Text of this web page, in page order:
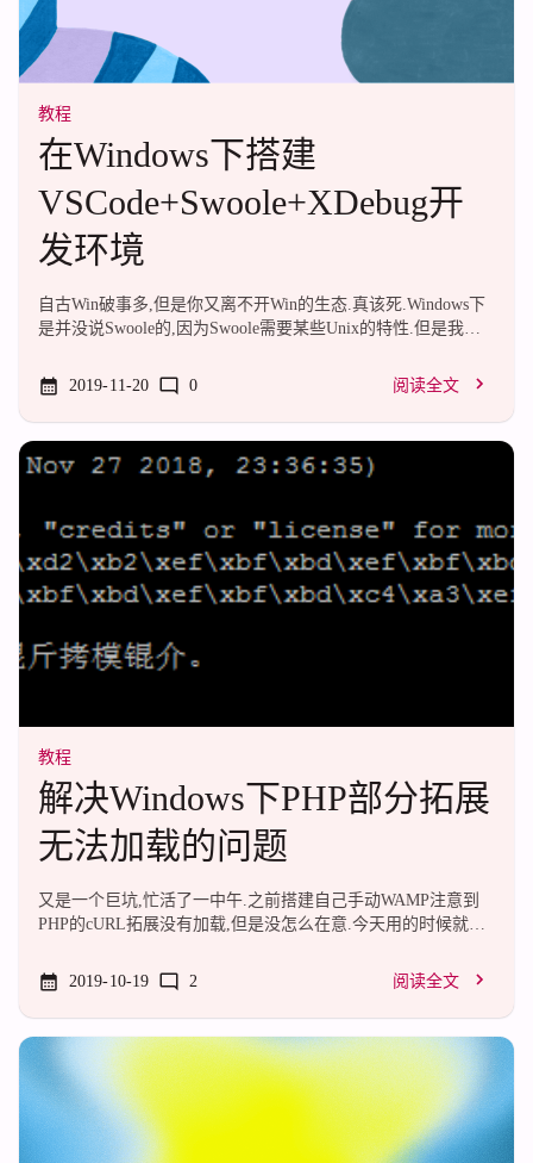
教程
在Windows下搭建
VSCode+Swoole+XDebug开
发环境
自古Win破事多,但是你又离不开Win的生态.真该死.Windows下
是并没说Swoole的,因为Swoole需要某些Unix的特性.但是我们
Swoole的教程网上都烂大街了,在这里就不再赘述,百度Google
皆可.当然,我们也有绿色版的,官方提供的,但是并没有XDebug,
没法调试.预置的是PHP7.1以及一些常用拓展.当然,还有Swoole,
事就出在XDebug.你不能直接把Windows的XDebug塞进Cygwin
2019-11-20 0 阅读全文
教程
解决Windows下PHP部分拓展
无法加载的问题
又是一个巨坑,忙活了一中午.之前搭建自己手动WAMP注意到
PHP的cURL拓展没有加载,但是没怎么在意.今天用的时候就炸
觉得可能是php.ini的锅,结果使用同一个php.ini,在CLI下能够加
载cURL,CGI下仍然不行.我的PHP是从官网下载的Windows版
本,Thread Safe 7.2.2,但是这与问题并没有什么关系.然后确认问
题是出在CGI上之后,我去查看Apache的日志,果然炸掉了:PHP
Warning: PHP Startup: Unable to load dynamic library &...
2019-10-19 2 阅读全文